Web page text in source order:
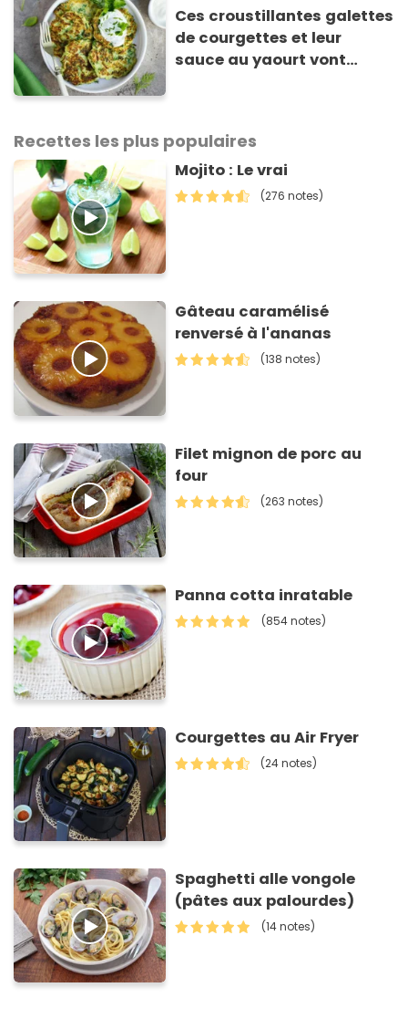
Ces croustillantes galettes
de courgettes et leur
sauce au yaourt vont
Recettes les plus populaires
Mojito : Le vrai
(276 notes)
Gâteau caramélisé
renversé à l'ananas
(138 notes)
Filet mignon de porc au
four
(263 notes)
Panna cotta inratable
(854 notes)
Courgettes au Air Fryer
(24 notes)
Spaghetti alle vongole
(pâtes aux palourdes)
(14 notes)